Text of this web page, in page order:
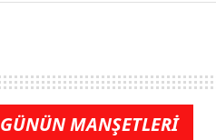
GÜNÜN MANŞETLERİ